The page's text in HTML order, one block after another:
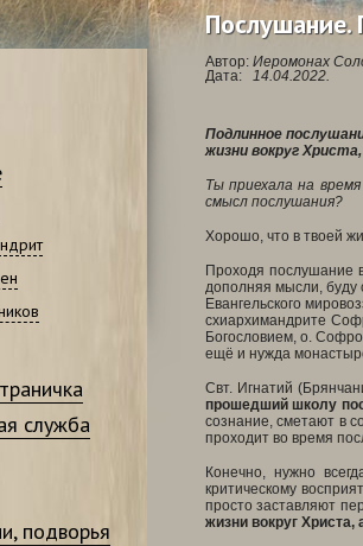
служба
подворья
Послушание.
Автор: Иеромонах
Дата:
14.04.2022.
Подлинное
жизни вокруг
Ты приехала на
смысл послушания?
Хорошо, что в твоей
Проходя послушание
дополняя мысли, буду
Евангельского
схиархимандрите
Богословием, о.
ещё и нужда
Свт. Игнатий
прошедший школу
сознание, сметают в
проходит во время
Конечно, нужно
критическому
просто заставляют
жизни вокруг Христа,